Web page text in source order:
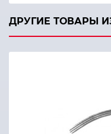
ДРУГИЕ ТОВАРЫ